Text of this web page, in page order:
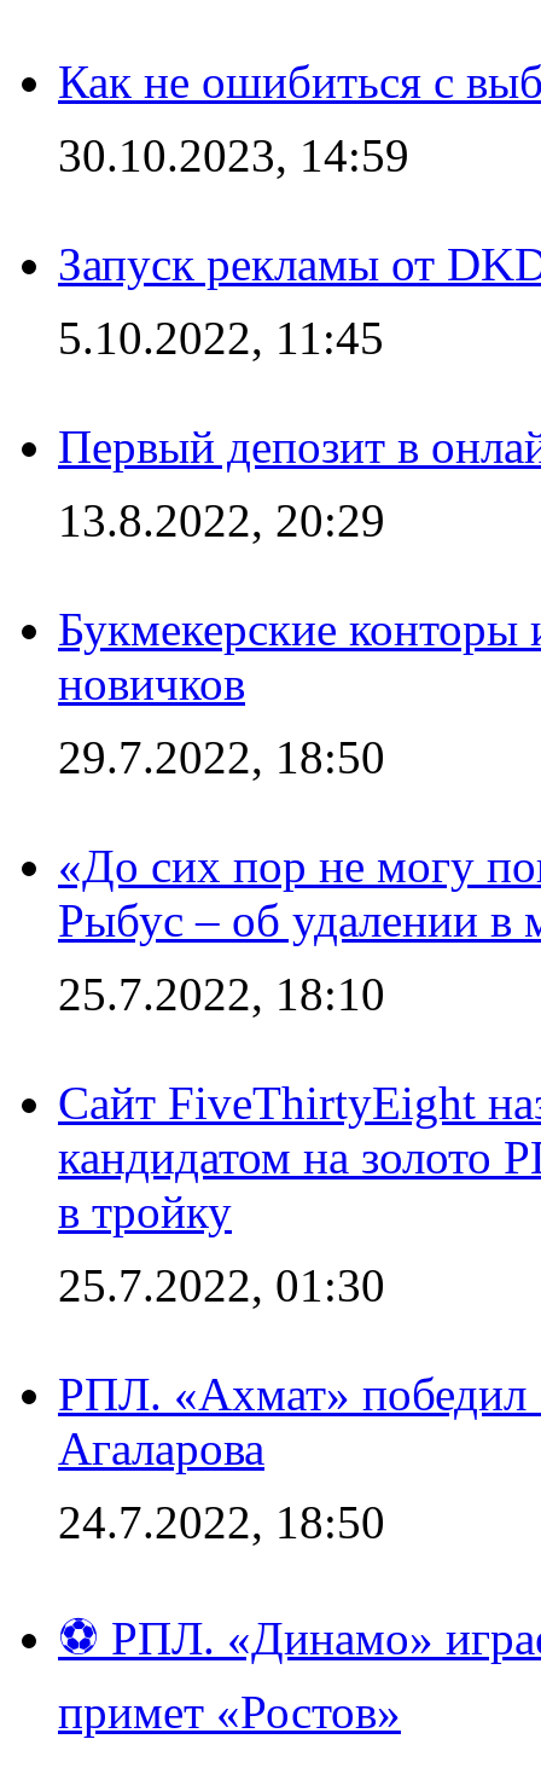
Как не ошибиться с
30.10.2023, 14:59
Запуск рекламы от
5.10.2022, 11:45
Первый депозит в
13.8.2022, 20:29
Букмекерские конторы
новичков
29.7.2022, 18:50
«До сих пор не могу
Рыбус – об удалении в
25.7.2022, 18:10
Сайт FiveThirtyEight
кандидатом на
в тройку
25.7.2022, 01:30
РПЛ. «Ахмат» победил
Агаларова
24.7.2022, 18:50
⚽ РПЛ. «Динамо»
примет «Ростов»